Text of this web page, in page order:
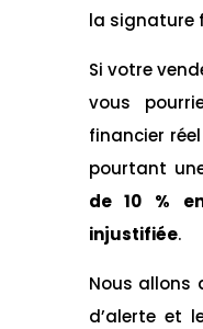
la signature
Si votre
vous
financier
pourtant
de 10 %
injustifiée.
Nous allons
d’alerte et